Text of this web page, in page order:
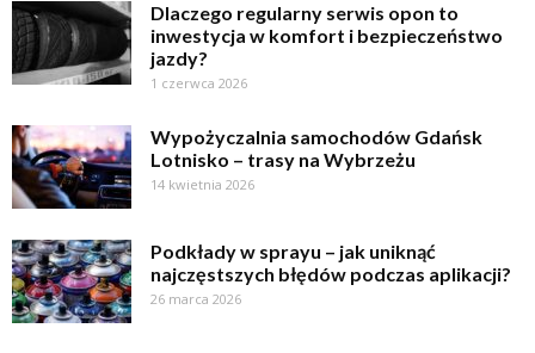
Dlaczego regularny serwis opon to
inwestycja w komfort i bezpieczeństwo
jazdy?
1 czerwca 2026
Wypożyczalnia samochodów Gdańsk
Lotnisko – trasy na Wybrzeżu
14 kwietnia 2026
Podkłady w sprayu – jak uniknąć
najczęstszych błędów podczas aplikacji?
26 marca 2026